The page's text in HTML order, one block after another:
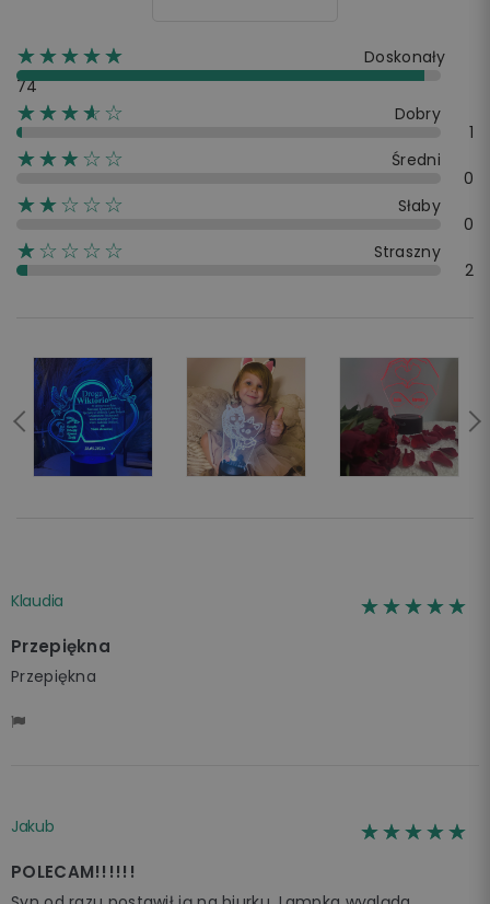
☆☆☆☆☆
★★★★★
Doskonały
74
☆☆☆☆☆
★★★★
Dobry
1
☆☆☆☆☆
★★★
Średni
0
☆☆☆☆☆
★★
Słaby
0
☆☆☆☆☆
★
Straszny
2
Klaudia ☆☆☆☆☆
★★★★★
Przepiękna
Przepiękna
Jakub ☆☆☆☆☆
★★★★★
POLECAM!!!!!!